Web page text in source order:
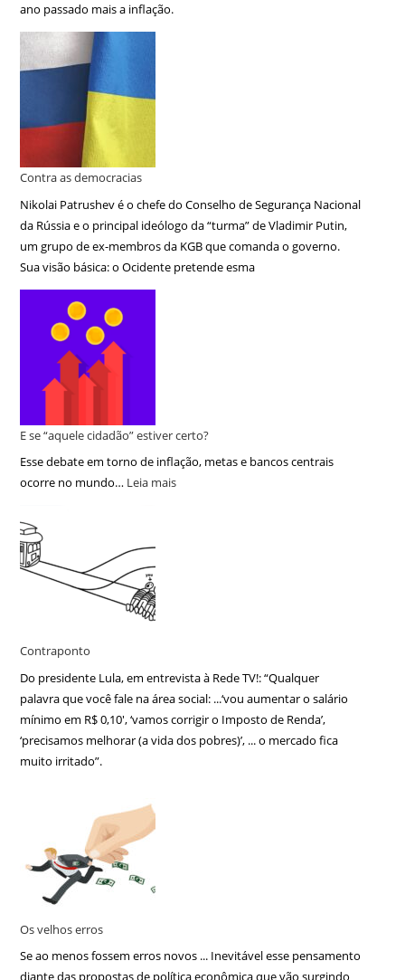
ano passado mais a inflação.
Contra as democracias
Nikolai Patrushev é o chefe do Conselho de Segurança Nacional
da Rússia e o principal ideólogo da “turma” de Vladimir Putin,
um grupo de ex-membros da KGB que comanda o governo.
Sua visão básica: o Ocidente pretende esma
E se “aquele cidadão” estiver certo?
Esse debate em torno de inflação, metas e bancos centrais
ocorre no mundo… Leia mais
Contraponto
Do presidente Lula, em entrevista à Rede TV!: “Qualquer
palavra que você fale na área social: ...‘vou aumentar o salário
mínimo em R$ 0,10′, ‘vamos corrigir o Imposto de Renda’,
‘precisamos melhorar (a vida dos pobres)’, ... o mercado fica
muito irritado”.
Os velhos erros
Se ao menos fossem erros novos ... Inevitável esse pensamento
diante das propostas de política econômica que vão surgindo